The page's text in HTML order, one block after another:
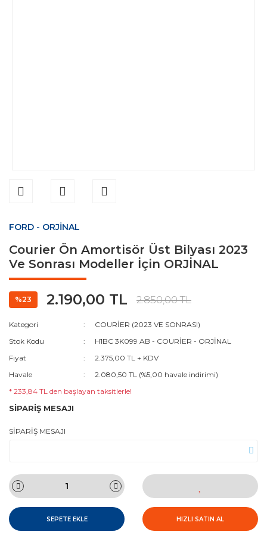
FORD - ORJİNAL
Courier Ön Amortisör Üst Bilyası 2023
Ve Sonrası Modeller İçin ORJİNAL
%23 2.190,00 TL 2.850,00 TL
Kategori
COURİER (2023 VE SONRASI)
Stok Kodu
H1BC 3K099 AB - COURİER - ORJİNAL
Fiyat
2.375,00 TL + KDV
Havale
2.080,50 TL (%5,00 havale indirimi)
* 233,84 TL den başlayan taksitlerle!
SİPARİŞ MESAJI
SİPARİŞ MESAJI
SEPETE EKLE HIZLI SATIN AL